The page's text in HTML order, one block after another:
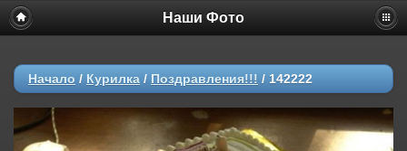
Наши Фото
Начало / Курилка / Поздравления!!! / 142222